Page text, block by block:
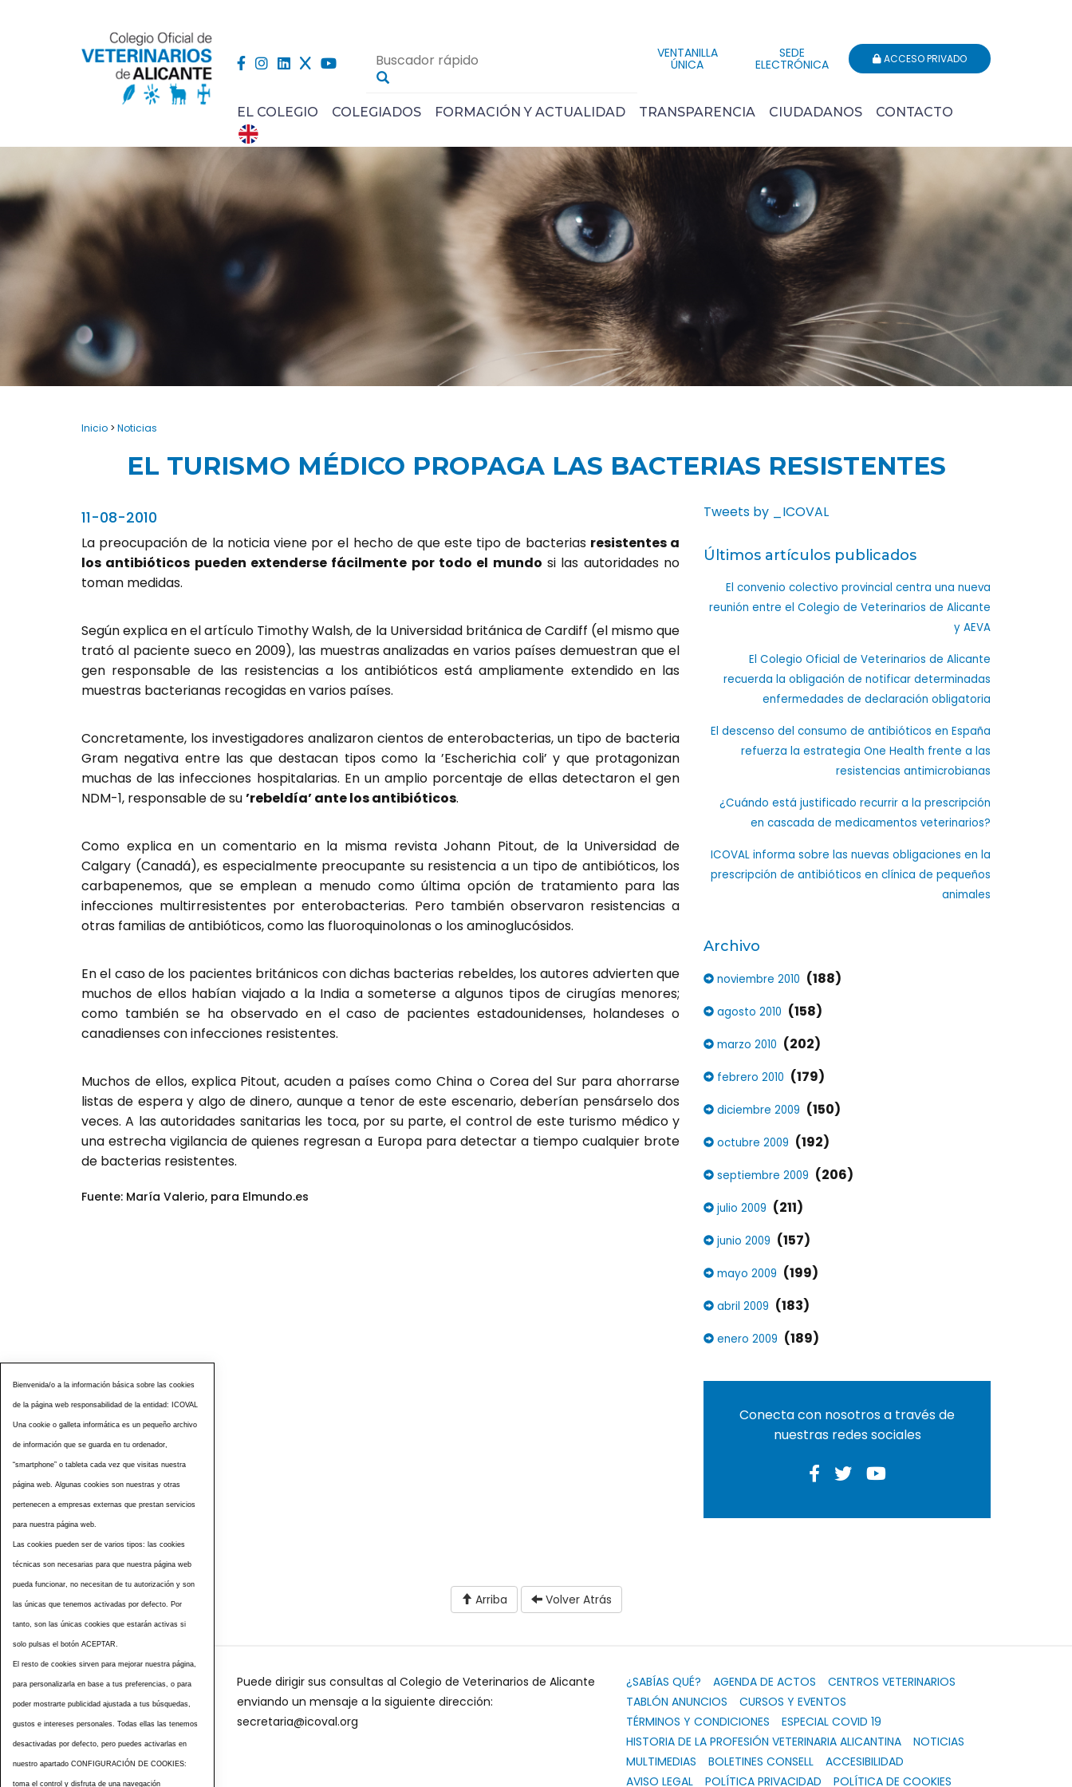
VENTANILLA
ÚNICA
SEDE
ELECTRÓNICA ACCESO PRIVADO
EL COLEGIO COLEGIADOS FORMACIÓN Y ACTUALIDAD TRANSPARENCIA CIUDADANOS CONTACTO
Inicio > Noticias
EL TURISMO MÉDICO PROPAGA LAS BACTERIAS RESISTENTES
11-08-2010
La preocupación de la noticia viene por el hecho de que este tipo de bacterias resistentes a
los antibióticos pueden extenderse fácilmente por todo el mundo si las autoridades no
toman medidas.
Según explica en el artículo Timothy Walsh, de la Universidad británica de Cardiff (el mismo que
trató al paciente sueco en 2009), las muestras analizadas en varios países demuestran que el
gen responsable de las resistencias a los antibióticos está ampliamente extendido en las
muestras bacterianas recogidas en varios países.
Concretamente, los investigadores analizaron cientos de enterobacterias, un tipo de bacteria
Gram negativa entre las que destacan tipos como la ’Escherichia coli’ y que protagonizan
muchas de las infecciones hospitalarias. En un amplio porcentaje de ellas detectaron el gen
NDM-1, responsable de su’rebeldía’ ante los antibióticos.
Como explica en un comentario en la misma revista Johann Pitout, de la Universidad de
Calgary (Canadá), es especialmente preocupante su resistencia a un tipo de antibióticos, los
carbapenemos, que se emplean a menudo como última opción de tratamiento para las
infecciones multirresistentes por enterobacterias. Pero también observaron resistencias a
otras familias de antibióticos, como las fluoroquinolonas o los aminoglucósidos.
En el caso de los pacientes británicos con dichas bacterias rebeldes, los autores advierten que
muchos de ellos habían viajado a la India a someterse a algunos tipos de cirugías menores;
como también se ha observado en el caso de pacientes estadounidenses, holandeses o
canadienses con infecciones resistentes.
Muchos de ellos, explica Pitout, acuden a países como China o Corea del Sur para ahorrarse
listas de espera y algo de dinero, aunque a tenor de este escenario, deberían pensárselo dos
veces. A las autoridades sanitarias les toca, por su parte, el control de este turismo médico y
una estrecha vigilancia de quienes regresan a Europa para detectar a tiempo cualquier brote
de bacterias resistentes.
Fuente: María Valerio, para Elmundo.es
Tweets by _ICOVAL
Últimos artículos publicados
El convenio colectivo provincial centra una nueva
reunión entre el Colegio de Veterinarios de Alicante
y AEVA
El Colegio Oficial de Veterinarios de Alicante
recuerda la obligación de notificar determinadas
enfermedades de declaración obligatoria
El descenso del consumo de antibióticos en España
refuerza la estrategia One Health frente a las
resistencias antimicrobianas
¿Cuándo está justificado recurrir a la prescripción
en cascada de medicamentos veterinarios?
ICOVAL informa sobre las nuevas obligaciones en la
prescripción de antibióticos en clínica de pequeños
animales
Archivo
noviembre 2010 (188)
agosto 2010 (158)
marzo 2010 (202)
febrero 2010 (179)
diciembre 2009 (150)
octubre 2009 (192)
septiembre 2009 (206)
julio 2009 (211)
junio 2009 (157)
mayo 2009 (199)
abril 2009 (183)
enero 2009 (189)
Conecta con nosotros a través de
nuestras redes sociales
Etiquetas
Arriba Volver Atrás
Puede dirigir sus consultas al Colegio de Veterinarios de Alicante
enviando un mensaje a la siguiente dirección:
secretaria@icoval.org
¿SABÍAS QUÉ? AGENDA DE ACTOS
CENTROS VETERINARIOS
TABLÓN ANUNCIOS
CURSOS Y EVENTOS
TÉRMINOS Y CONDICIONES
ESPECIAL COVID 19
HISTORIA DE LA PROFESIÓN VETERINARIA ALICANTINA
NOTICIAS
MULTIMEDIAS
BOLETINES CONSELL
ACCESIBILIDAD
AVISO LEGAL
POLÍTICA PRIVACIDAD POLÍTICA DE COOKIES
Bienvenida/o a la información básica sobre las cookies
de la página web responsabilidad de la entidad: ICOVAL
Una cookie o galleta informática es un pequeño archivo
de información que se guarda en tu ordenador,
“smartphone” o tableta cada vez que visitas nuestra
página web. Algunas cookies son nuestras y otras
pertenecen a empresas externas que prestan servicios
para nuestra página web.
Las cookies pueden ser de varios tipos: las cookies
técnicas son necesarias para que nuestra página web
pueda funcionar, no necesitan de tu autorización y son
las únicas que tenemos activadas por defecto. Por
tanto, son las únicas cookies que estarán activas si
solo pulsas el botón ACEPTAR.
El resto de cookies sirven para mejorar nuestra página,
para personalizarla en base a tus preferencias, o para
poder mostrarte publicidad ajustada a tus búsquedas,
gustos e intereses personales. Todas ellas las tenemos
desactivadas por defecto, pero puedes activarlas en
nuestro apartado CONFIGURACIÓN DE COOKIES:
toma el control y disfruta de una navegación